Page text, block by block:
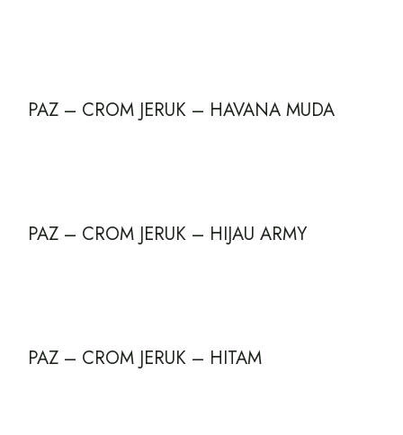
PAZ – CROM JERUK – HAVANA MUDA
PAZ – CROM JERUK – HIJAU ARMY
PAZ – CROM JERUK – HITAM